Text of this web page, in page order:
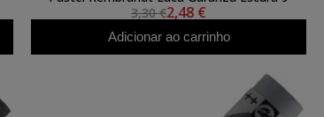
3,30 €2,48 €
Adicionar ao carrinho